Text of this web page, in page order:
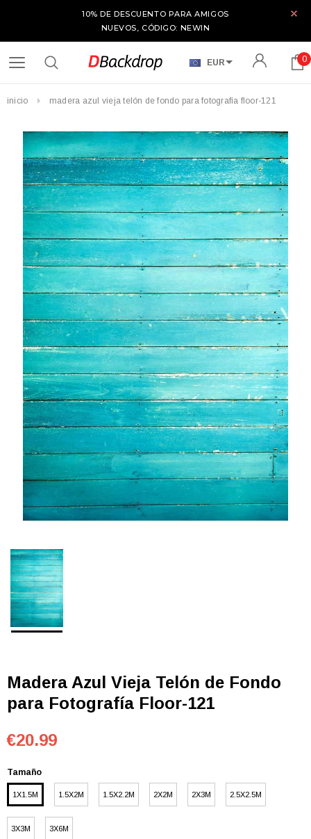
10% DE DESCUENTO PARA AMIGOS
NUEVOS, CÓDIGO: NEWIN
EUR 0
inicio madera azul vieja telón de fondo para fotografía floor-121
Madera Azul Vieja Telón de Fondo
para Fotografía Floor-121
€20.99
Tamaño
1X1.5M 1.5X2M 1.5X2.2M 2X2M 2X3M 2.5X2.5M
3X3M 3X6M